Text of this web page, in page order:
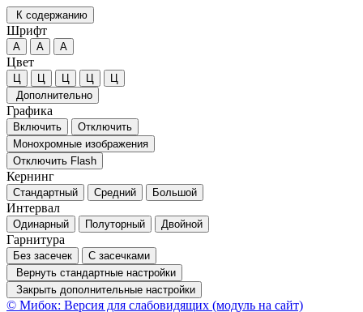
К содержанию
Шрифт
А А А
Цвет
Ц Ц Ц Ц
Ц
Дополнительно
Графика
Включить
Отключить
Монохромные изображения
Отключить Flash
Кернинг
Стандартный Средний Большой
Интервал
Одинарный Полуторный Двойной
Гарнитура
Без засечек
С засечками
Вернуть стандартные настройки
Закрыть дополнительные настройки
© Мибок: Версия для слабовидящих (модуль на сайт)